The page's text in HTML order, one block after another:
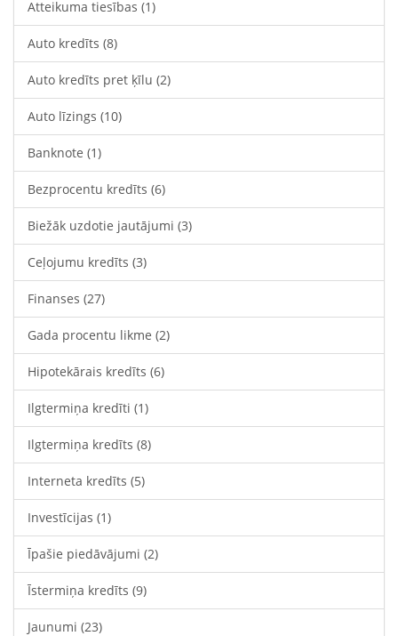
Atteikuma tiesības (1)
Auto kredīts (8)
Auto kredīts pret ķīlu (2)
Auto līzings (10)
Banknote (1)
Bezprocentu kredīts (6)
Biežāk uzdotie jautājumi (3)
Ceļojumu kredīts (3)
Finanses (27)
Gada procentu likme (2)
Hipotekārais kredīts (6)
Ilgtermiņa kredīti (1)
Ilgtermiņa kredīts (8)
Interneta kredīts (5)
Investīcijas (1)
Īpašie piedāvājumi (2)
Īstermiņa kredīts (9)
Jaunumi (23)